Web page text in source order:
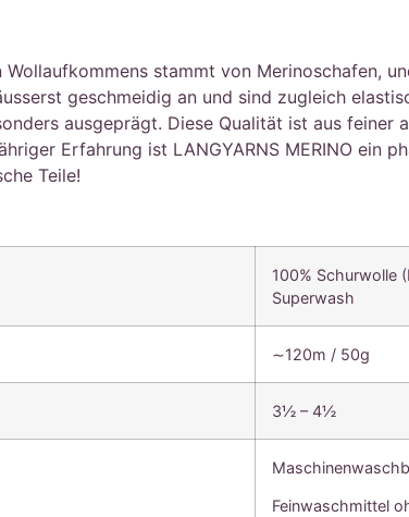
Wollaufkommens stammt von Merinoschafen,
geschmeidig an und sind zugleich
ausgeprägt. Diese Qualität ist aus
Erfahrung ist LANGYARNS MERINO ein
Teile!
100% Schurwolle
Superwash
∼120m / 50g
3½ – 4½
Feinwaschmittel